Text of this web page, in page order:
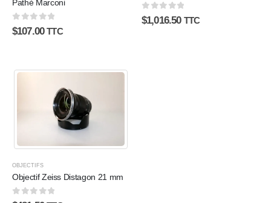
Pathé Marconi
0sur 5
$107.00 TTC
0sur 5
$1,016.50 TTC
OBJECTIFS
Objectif Zeiss Distagon 21 mm